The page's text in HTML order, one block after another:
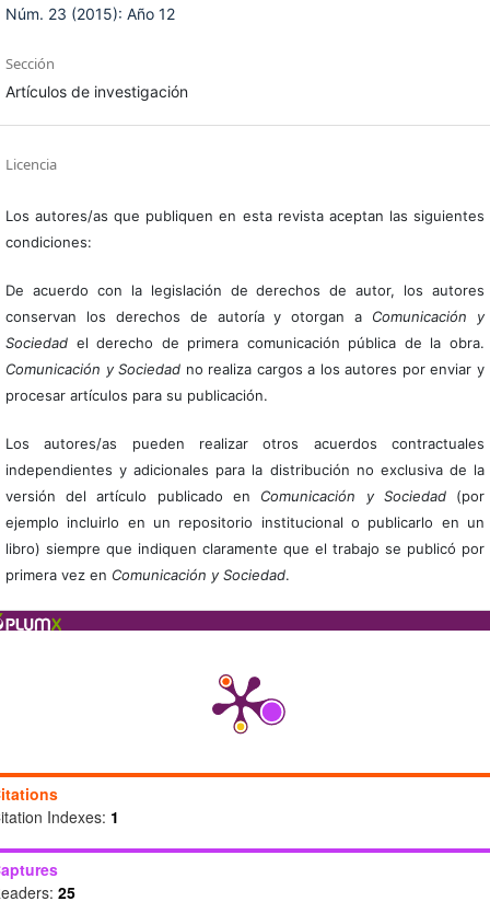
Núm. 23 (2015): Año 12
Sección
Artículos de investigación
Licencia
Los autores/as que publiquen en esta revista aceptan las siguientes
condiciones:
De acuerdo con la legislación de derechos de autor, los autores
conservan los derechos de autoría y otorgan a Comunicación y
Sociedadel derecho de primera comunicación pública de la obra.
Comunicación y Sociedad no realiza cargos a los autores por enviar y
procesar artículos para su publicación.
Los autores/as pueden realizar otros acuerdos contractuales
independientes y adicionales para la distribución no exclusiva de la
versión del artículo publicado en Comunicación y Sociedad(por
ejemplo incluirlo en un repositorio institucional o publicarlo en un
libro) siempre que indiquen claramente que el trabajo se publicó por
primera vez en Comunicación y Sociedad.
Indexes: 1
25